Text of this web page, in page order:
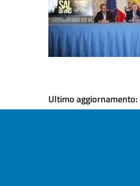
Ultimo aggiornamento: